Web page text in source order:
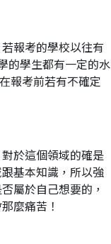
報考的學校以往有
的學生都有一定的水
報考前若有不確定
於這個領域的確是
基本知識，所以強
屬於自己想要的，
麼痛苦！